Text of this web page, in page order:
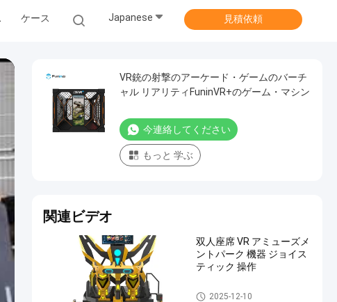
ケース Japanese 見積依頼
VR銃の射撃のアーケード・ゲームのバーチ
ャル リアリティFuninVR+のゲーム・マシン
今連絡してください
もっと 学ぶ
関連ビデオ
双人座席 VR アミューズメ
ントパーク 機器 ジョイス
ティック 操作
9D VRシミュレータ
2025-12-10